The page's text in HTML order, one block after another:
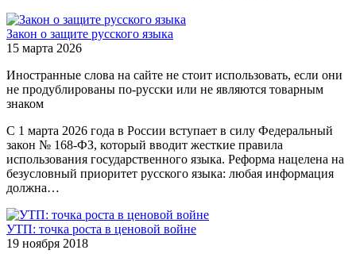
Закон о защите русского языка
15 марта 2026
Иностранные слова на сайте не стоит использовать, если они
не продублированы по-русски или не являются товарным
знаком
С 1 марта 2026 года в России вступает в силу Федеральный
закон № 168-ФЗ, который вводит жесткие правила
использования государственного языка. Реформа нацелена на
безусловный приоритет русского языка: любая информация
должна…
УТП: точка роста в ценовой войне
19 ноября 2018